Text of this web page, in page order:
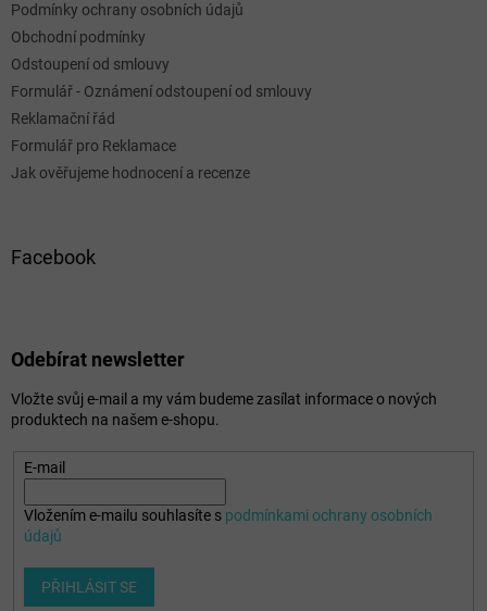
Podmínky ochrany osobních údajů
Obchodní podmínky
Odstoupení od smlouvy
Formulář - Oznámení odstoupení od smlouvy
Reklamační řád
Formulář pro Reklamace
Jak ověřujeme hodnocení a recenze
Facebook
Odebírat newsletter
Vložte svůj e-mail a my vám budeme zasílat informace o nových
produktech na našem e-shopu.
E-mail
Vložením e-mailu souhlasíte s podmínkami ochrany osobních
údajů
PŘIHLÁSIT SE